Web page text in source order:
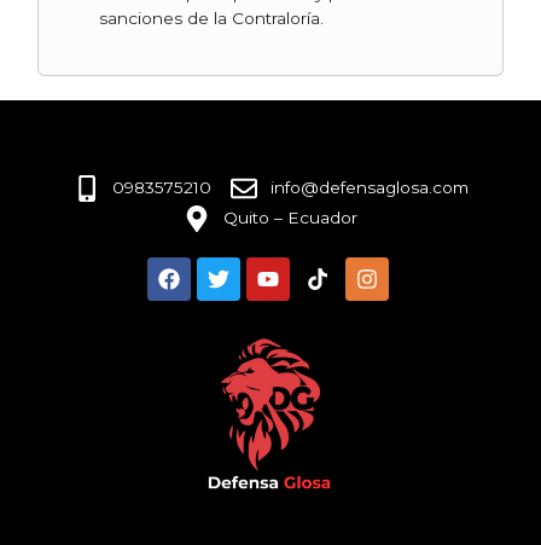
sanciones de la Contraloría.
0983575210
info@defensaglosa.com
Quito – Ecuador